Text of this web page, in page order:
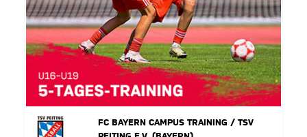
FC BAYERN CAMPUS TRAINING / TSV